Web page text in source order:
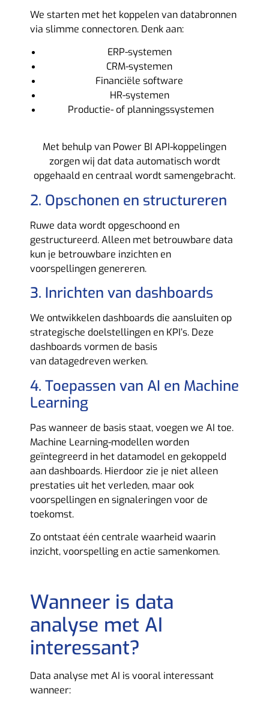
We starten met het koppelen van databronnen
via slimme connectoren. Denk aan:
ERP-systemen
CRM-systemen
Financiële software
HR-systemen
Productie- of planningssystemen
Met behulp van Power BI API-koppelingen
zorgen wij dat data automatisch wordt
opgehaald en centraal wordt samengebracht.
2. Opschonen en structureren
Ruwe data wordt opgeschoond en
gestructureerd. Alleen met betrouwbare data
kun je betrouwbare inzichten en
voorspellingen genereren.
3. Inrichten van dashboards
We ontwikkelen dashboards die aansluiten op
strategische doelstellingen en KPI’s. Deze
dashboards vormen de basis
van datagedreven werken.
4. Toepassen van AI en Machine
Learning
Pas wanneer de basis staat, voegen we AI toe.
Machine Learning-modellen worden
geïntegreerd in het datamodel en gekoppeld
aan dashboards. Hierdoor zie je niet alleen
prestaties uit het verleden, maar ook
voorspellingen en signaleringen voor de
toekomst.
Zo ontstaat één centrale waarheid waarin
inzicht, voorspelling en actie samenkomen.
Wanneer is data
analyse met AI
interessant?
Data analyse met AI is vooral interessant
wanneer: